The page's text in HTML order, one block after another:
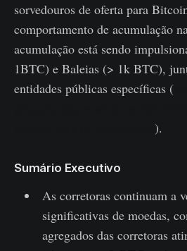
sorvedouros de oferta para
comportamento de acumulação
acumulação está sendo
1BTC) e Baleias (> 1k BTC),
entidades públicas específicas (
).
Sumário Executivo
As corretoras continuam a
significativas de moedas,
agregados das corretoras